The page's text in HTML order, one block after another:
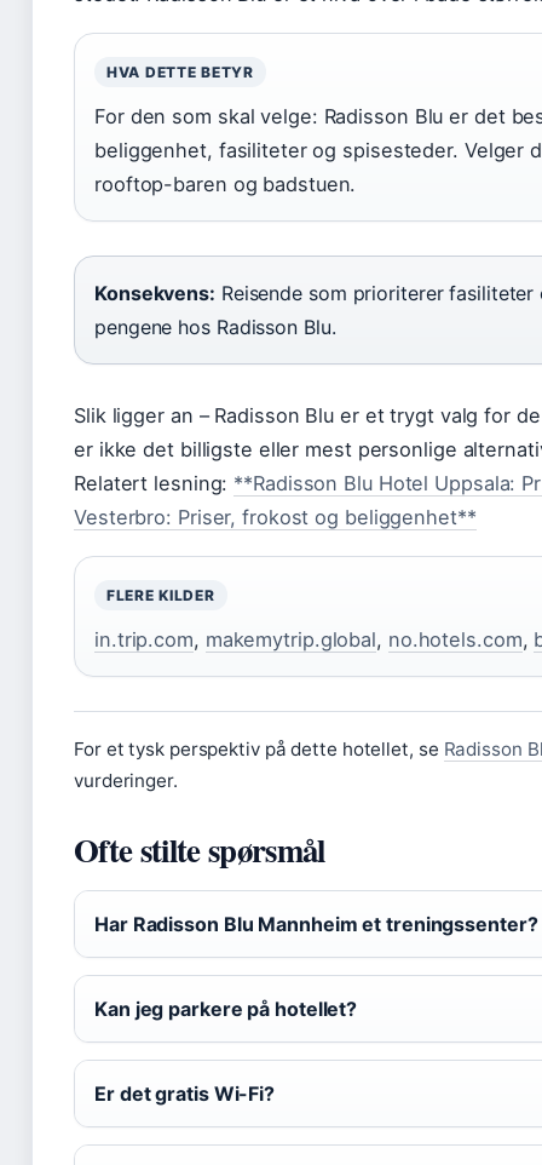
HVA DETTE BETYR
For den som skal velge: Radisson Blu er det
beliggenhet, fasiliteter og spisesteder. Velger
rooftop-baren og badstuen.
Konsekvens: Reisende som prioriterer
pengene hos Radisson Blu.
Slik ligger an – Radisson Blu er et trygt valg for
er ikke det billigste eller mest personlige
Relatert lesning: **Radisson Blu Hotel Uppsala:
Vesterbro: Priser, frokost og beliggenhet**
FLERE KILDER
in.trip.com, makemytrip.global, no.hotels.com,
For et tysk perspektiv på dette hotellet, se Radisson
vurderinger.
Ofte stilte spørsmål
Har Radisson Blu Mannheim et treningssenter?
Kan jeg parkere på hotellet?
Er det gratis Wi-Fi?